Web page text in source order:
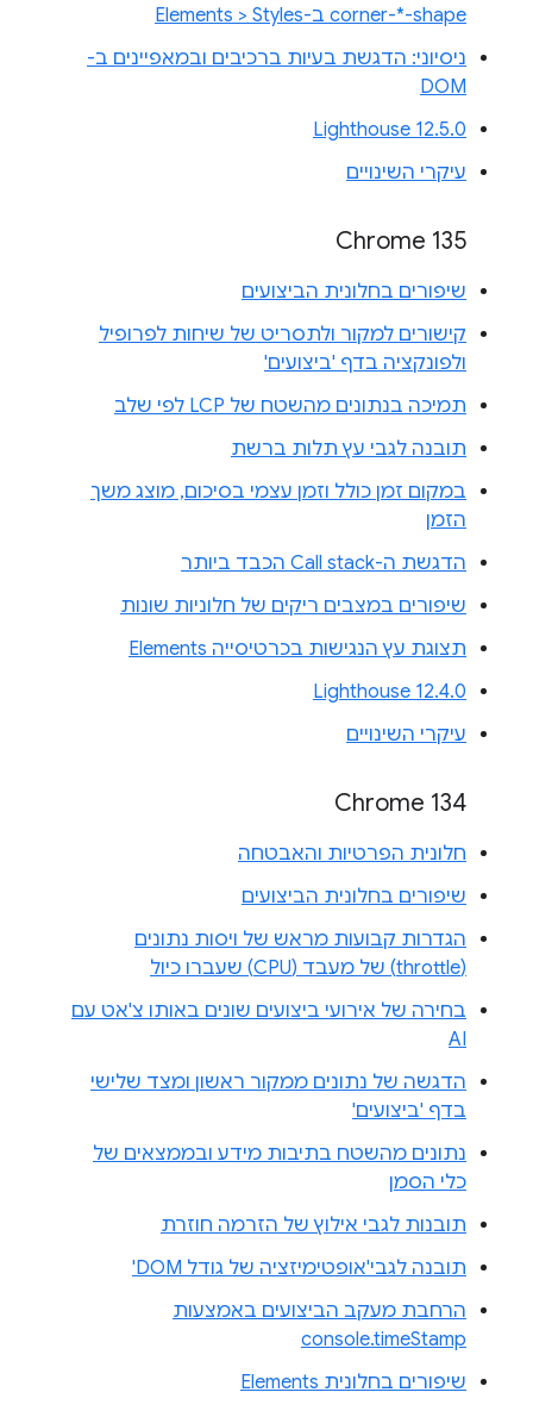
corner-*-shape ב-Elements > Styles
ניסיוני: הדגשת בעיות ברכיבים ובמאפיינים ב-
DOM
Lighthouse 12.5.0
עיקרי השינויים
Chrome 135
שיפורים בחלונית הביצועים
קישורים למקור ולתסריט של שיחות לפרופיל
ולפונקציה בדף 'ביצועים'
תמיכה בנתונים מהשטח של LCP לפי שלב
תובנה לגבי עץ תלות ברשת
במקום זמן כולל וזמן עצמי בסיכום, מוצג משך
הזמן
הדגשת ה-Call stack הכבד ביותר
שיפורים במצבים ריקים של חלוניות שונות
תצוגת עץ הנגישות בכרטיסייה Elements
Lighthouse 12.4.0
עיקרי השינויים
Chrome 134
חלונית הפרטיות והאבטחה
שיפורים בחלונית הביצועים
הגדרות קבועות מראש של ויסות נתונים
(throttle) של מעבד (CPU) שעברו כיול
בחירה של אירועי ביצועים שונים באותו צ'אט עם
AI
הדגשה של נתונים ממקור ראשון ומצד שלישי
בדף 'ביצועים'
נתונים מהשטח בתיבות מידע ובממצאים של
כלי הסמן
תובנות לגבי אילוץ של הזרמה חוזרת
תובנה לגבי'אופטימיזציה של גודל DOM'
הרחבת מעקב הביצועים באמצעות
console.timeStamp
שיפורים בחלונית Elements